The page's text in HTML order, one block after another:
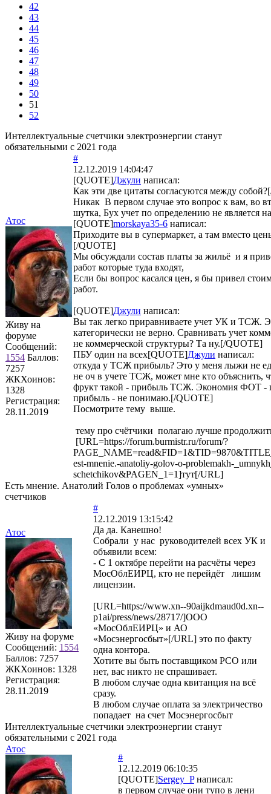
42
43
44
45
46
47
48
49
50
51
52
Интеллектуальные счетчики электроэнергии станут
обязательными с 2021 года
Атос
Живу на
форуме
Сообщений:
1554 Баллов:
7257
ЖКХоинов:
1328
Регистрация:
28.11.2019
#
12.12.2019 14:04:47
[QUOTE]Джули написал:
Как эти две цитаты согласуются между
Никак В первом случае это вопрос к вам, во
шутка, Бух учет по определению не является
[QUOTE]morskaya35-6 написал:
Приходите вы в супермаркет, а там вместо
[/QUOTE]
Мы обсуждали состав платы за жильё и я
работ которые туда входят,
Если бы вопрос касался цен, я бы привел
работ.
[QUOTE]Джули написал:
Вы так легко приравниваете учет УК и ТСЖ.
категорически не верно. Сравнивать учет
не коммерческой структуры? Та ну.[/QUOTE]
ПБУ один на всех[QUOTE]Джули написал:
откуда у ТСЖ прибыль? Это у меня лыжи не
не оч в учете ТСЖ, может мне кто объяснить,
фрукт такой - прибыль ТСЖ. Экономия ФОТ -
прибыль - не понимаю.[/QUOTE]
Посмотрите тему выше.
тему про счётчики полагаю лучше
[URL=https://forum.burmistr.ru/forum/?
est-mnenie.-anatoliy-golov-o-problemakh-
schetchikov&PAGEN_1=1]тут[/URL]
Есть мнение. Анатолий Голов о проблемах «умных»
счетчиков
Атос
Живу на форуме
Сообщений: 1554
Баллов: 7257
ЖКХоинов: 1328
Регистрация:
28.11.2019
#
12.12.2019 13:15:42
Да да. Канешно!
Собрали у нас руководителей всех УК и
объявили всем:
- С 1 октябре перейти на расчёты через
МосОблЕИРЦ, кто не перейдёт лишим
лицензии.
[URL=https://www.xn--90aijkdmaud0d.xn--
p1ai/press/news/28717/]ООО
«МосОблЕИРЦ» и АО
«Мосэнергосбыт»[/URL] это по факту
одна контора.
Хотите вы быть поставщиком РСО или
нет, вас никто не спрашивает.
В любом случае одна квитанция на всё
сразу.
В любом случае оплата за электричество
попадает на счет Мосэнергосбыт
Интеллектуальные счетчики электроэнергии станут
обязательными с 2021 года
Атос
#
12.12.2019 06:10:35
[QUOTE]Sergey_Pнаписал:
в первом случае они тупо в лени